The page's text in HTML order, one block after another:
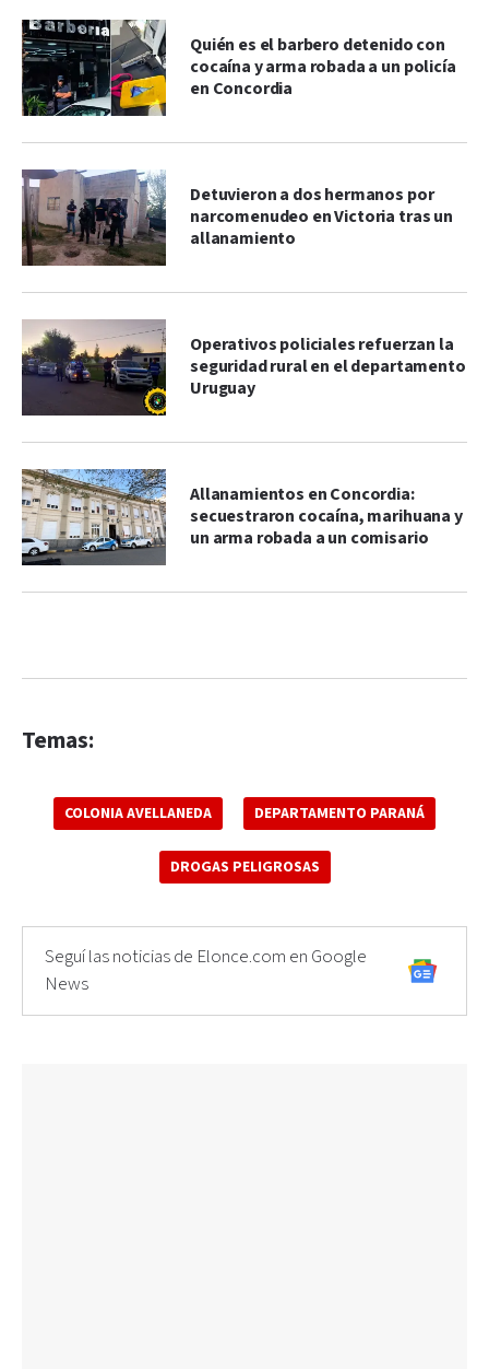
Quién es el barbero detenido con
cocaína y arma robada a un policía
en Concordia
Detuvieron a dos hermanos por
narcomenudeo en Victoria tras un
allanamiento
Operativos policiales refuerzan la
seguridad rural en el departamento
Uruguay
Allanamientos en Concordia:
secuestraron cocaína, marihuana y
un arma robada a un comisario
Temas:
COLONIA AVELLANEDA DEPARTAMENTO PARANÁ
DROGAS PELIGROSAS
Seguí las noticias de Elonce.com en Google
News